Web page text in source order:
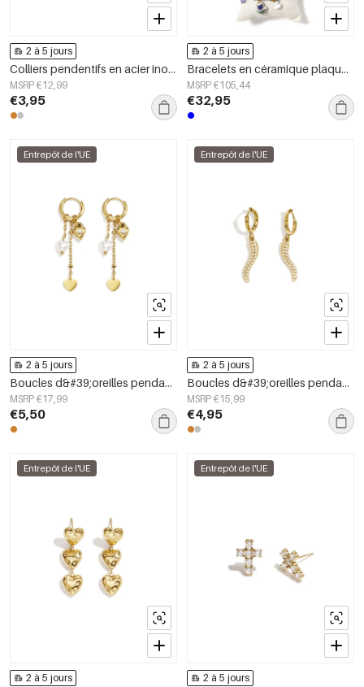
2 à 5 jours
Colliers pendentifs en acier inoxydable en forme de cœur, collection Daily Simple, bijoux pour femmes
MSRP €12,99
€3,95
2 à 5 jours
Bracelets en céramique plaqués or 14 carats, collection ethnique florale, style vacances/plage, bijoux pour femmes
MSRP €105,44
€32,95
Entrepôt de l'UE
2 à 5 jours
Boucles d&#39;oreilles pendantes en acier inoxydable en forme de cœur, collection Simple Daily Simple, bijoux pour femmes
MSRP €17,99
€5,50
Entrepôt de l'UE
2 à 5 jours
Boucles d&#39;oreilles pendantes en acier inoxydable, style serpent, collection Daily Simple, bijoux pour femmes
MSRP €15,99
€4,95
Entrepôt de l'UE
2 à 5 jours
Entrepôt de l'UE
2 à 5 jours